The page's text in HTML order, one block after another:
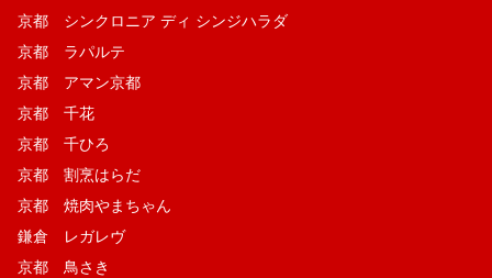
京都 シンクロニア ディ シンジハラダ
京都 ラパルテ
京都 アマン京都
京都 千花
京都 千ひろ
京都 割烹はらだ
京都 焼肉やまちゃん
鎌倉 レガレヴ
京都 鳥さき